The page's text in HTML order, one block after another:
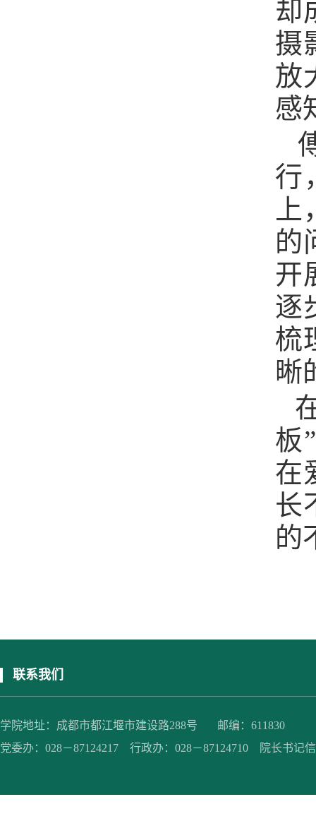
却
摄
放
感
行
的
开
逐
梳
晰
板
在
长
的
联系我们
学院地址：成都市都江堰市建设路288号 邮编：611830
党委办：028－87124217 行政办：028－87124710 院长书记信